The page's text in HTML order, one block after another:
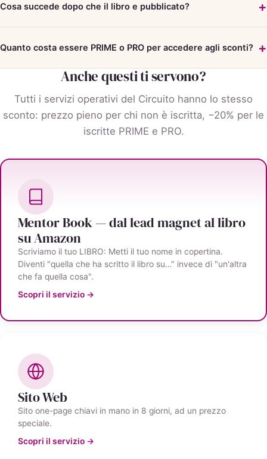
Cosa succede dopo che il libro e pubblicato?
Quanto costa essere PRIME o PRO per accedere agli sconti?
Anche questi ti servono?
Tutti i servizi operativi del Circuito hanno lo stesso
sconto: prezzo pieno per chi non è iscritta, −20% per le
iscritte PRIME e PRO.
Mentor Book — dal lead magnet al libro
su Amazon
Scriviamo il tuo LIBRO: Metti il tuo nome in copertina.
Diventi "quella che ha scritto il libro su…" invece di "un'altra
che fa quella cosa".
Scopri il servizio →
Sito Web
Sito one-page chiavi in mano in 8 giorni, ad un prezzo
speciale.
Scopri il servizio →